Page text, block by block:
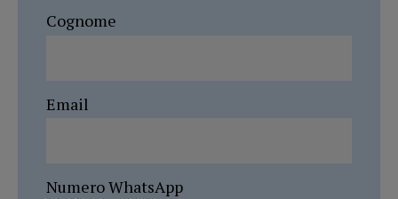
Cognome
Email
Numero WhatsApp